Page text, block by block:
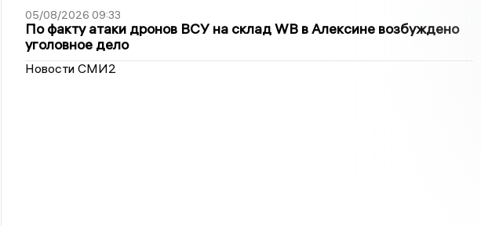
05/08/2026 09:33
По факту атаки дронов ВСУ на склад WB в Алексине возбуждено
уголовное дело
Новости СМИ2